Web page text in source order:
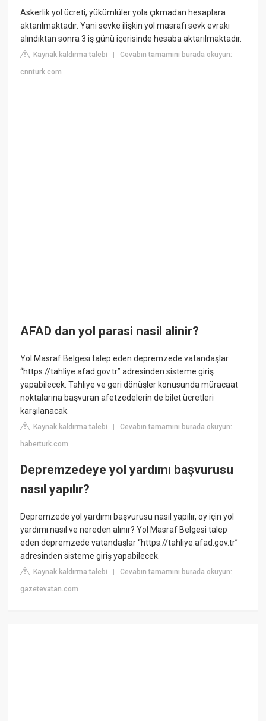
Askerlik yol ücreti, yükümlüler yola çıkmadan hesaplara
aktarılmaktadır. Yani sevke ilişkin yol masrafı sevk evrakı
alındıktan sonra 3 iş günü içerisinde hesaba aktarılmaktadır.
Kaynak kaldırma talebi |Cevabın tamamını burada okuyun:
cnnturk.com
AFAD dan yol parasi nasil alinir?
Yol Masraf Belgesi talep eden depremzede vatandaşlar
“https://tahliye.afad.gov.tr” adresinden sisteme giriş
yapabilecek. Tahliye ve geri dönüşler konusunda müracaat
noktalarına başvuran afetzedelerin de bilet ücretleri
karşılanacak.
Kaynak kaldırma talebi |Cevabın tamamını burada okuyun:
haberturk.com
Depremzedeye yol yardımı başvurusu
nasıl yapılır?
Depremzede yol yardımı başvurusu nasıl yapılır, oy için yol
yardımı nasıl ve nereden alınır? Yol Masraf Belgesi talep
eden depremzede vatandaşlar “https://tahliye.afad.gov.tr”
adresinden sisteme giriş yapabilecek.
Kaynak kaldırma talebi |Cevabın tamamını burada okuyun:
gazetevatan.com